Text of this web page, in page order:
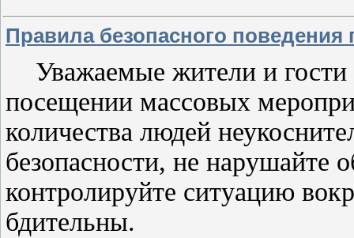
Правила безопасного
Уважаемые жители и гости
посещении массовых
количества людей
безопасности, не нарушайте
контролируйте ситуацию
бдительны.